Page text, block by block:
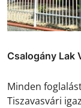
Csalogány Lak
Minden
Tiszavasvári